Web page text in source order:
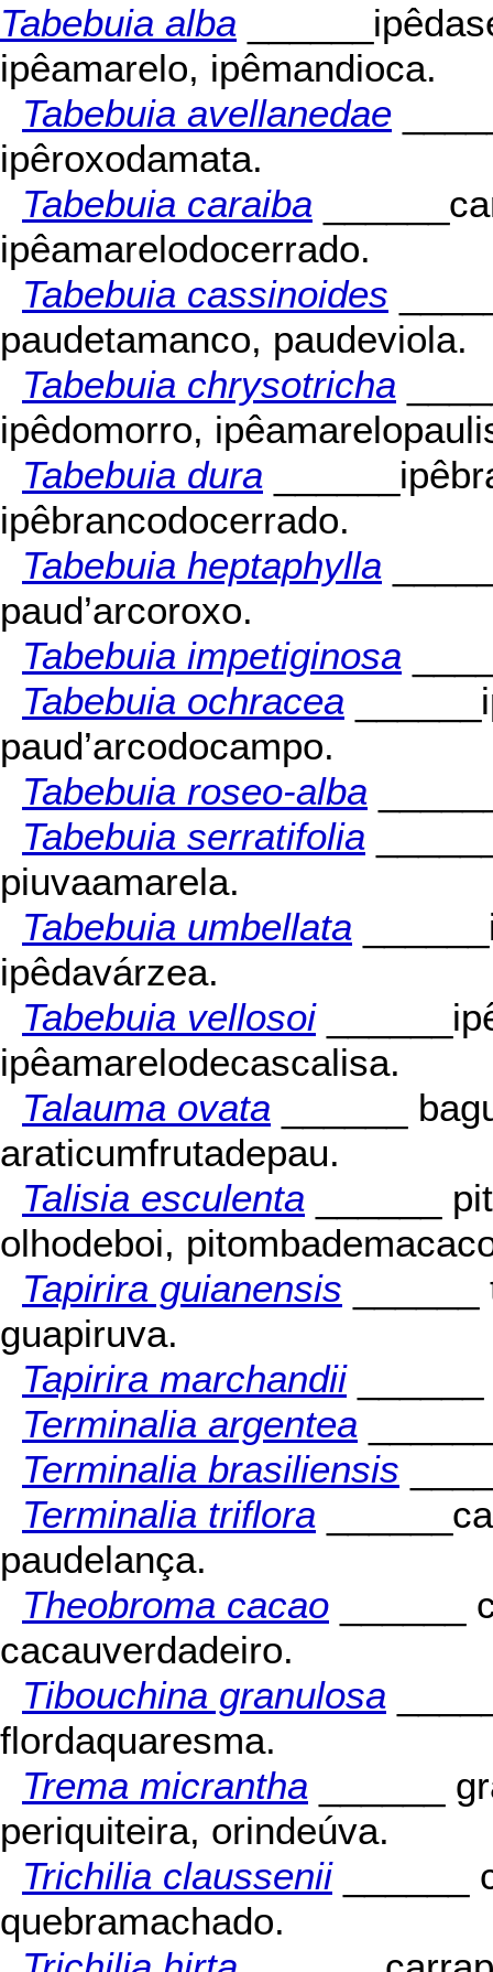
Tabebuia alba
ipêamarelo, ipêmandioca.
Tabebuia avellanedae
ipêroxodamata.
Tabebuia caraiba
ipêamarelodocerrado.
Tabebuia cassinoides
paudetamanco, paudeviola.
Tabebuia chrysotricha
ipêdomorro,
Tabebuia dura
ipêbrancodocerrado.
Tabebuia heptaphylla
paud’arcoroxo.
Tabebuia impetiginosa
Tabebuia ochracea
paud’arcodocampo.
Tabebuia roseo-alba
Tabebuia serratifolia
piuvaamarela.
Tabebuia umbellata
ipêdavárzea.
Tabebuia vellosoi
ipêamarelodecascalisa.
Talauma ovata
______
araticumfrutadepau.
Talisia esculenta
______
olhodeboi,
Tapirira guianensis
guapiruva.
Tapirira marchandii
Terminalia argentea
Terminalia brasiliensis
Terminalia triflora
paudelança.
Theobroma cacao
cacauverdadeiro.
Tibouchina granulosa
flordaquaresma.
Trema micrantha
______
periquiteira, orindeúva.
Trichilia claussenii
quebramachado.